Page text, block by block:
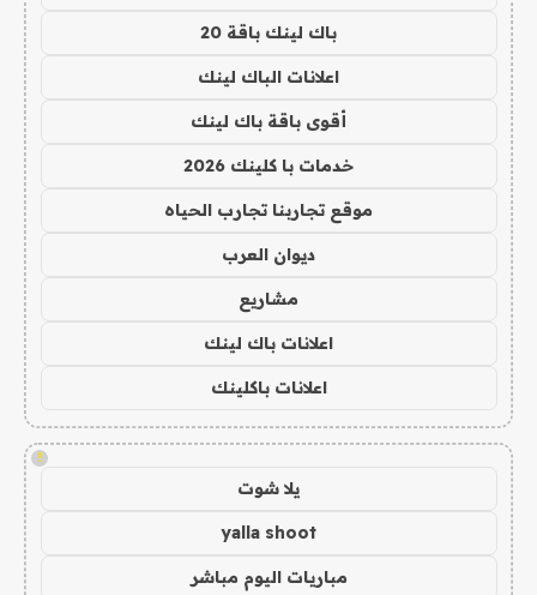
باك لينك باقة 20
اعلانات الباك لينك
أقوى باقة باك لينك
خدمات با كلينك 2026
موقع تجاربنا تجارب الحياه
ديوان العرب
مشاريع
اعلانات باك لينك
اعلانات باكلينك
!
يلا شوت
yalla shoot
مباريات اليوم مباشر